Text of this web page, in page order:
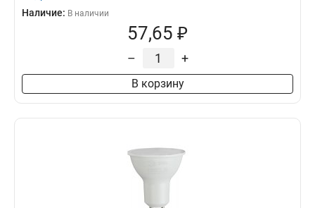
Наличие: В наличии
57,65 ₽
– +
В корзину